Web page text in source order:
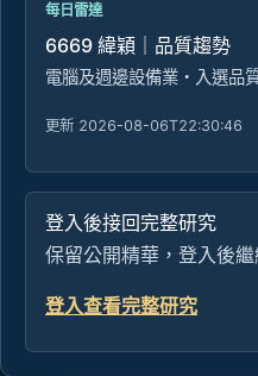
每日雷達
6669 緯穎｜品質趨勢
電腦及週邊設備業・入選品
更新 2026-08-06T22:30:46
登入後接回完整研究
保留公開精華，登入後
登入查看完整研究